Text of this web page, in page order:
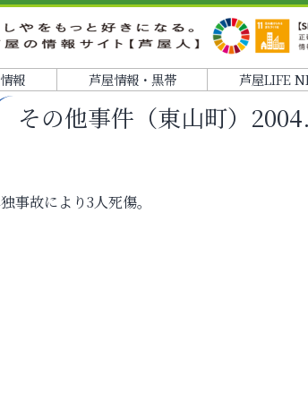
報 芦屋情報・黒帯 芦屋LIFE
その他事件（東山町）
事故により3人死傷。